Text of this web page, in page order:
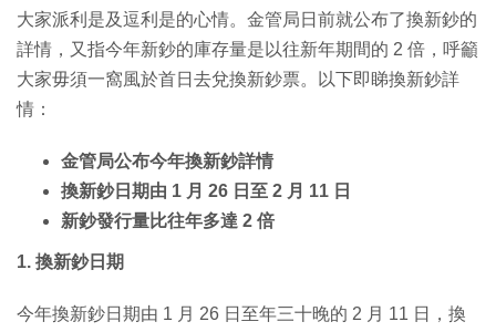
大家派利是及逗利是的心情。金管局日前就公布了換新鈔的
詳情，又指今年新鈔的庫存量是以往新年期間的 2 倍，呼籲
大家毋須一窩風於首日去兌換新鈔票。以下即睇換新鈔詳
情：
金管局公布今年換新鈔詳情
換新鈔日期由 1 月 26 日至 2 月 11 日
新鈔發行量比往年多達 2 倍
1. 換新鈔日期
今年換新鈔日期由 1 月 26 日至年三十晚的 2 月 11 日，換